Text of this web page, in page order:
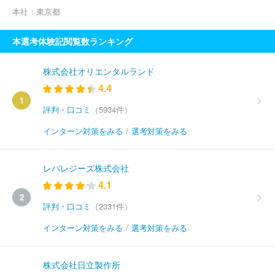
本社： 東京都
本選考体験記閲覧数ランキング
1
株式会社オリエンタルランド
4.4
評判・口コミ
（5934件）
インターン対策をみる / 選考対策をみる
2
レバレジーズ株式会社
4.1
評判・口コミ
（2331件）
インターン対策をみる / 選考対策をみる
株式会社日立製作所